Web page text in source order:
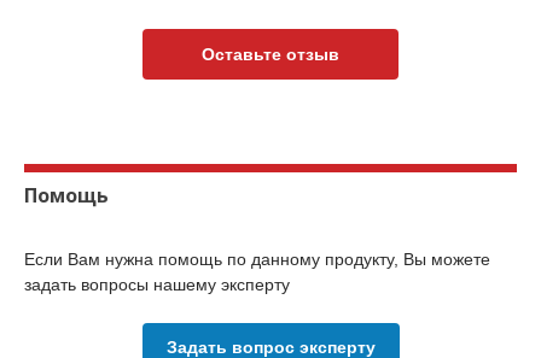
Оставьте отзыв
Помощь
Если Вам нужна помощь по данному продукту, Вы можете
задать вопросы нашему эксперту
Задать вопрос эксперту